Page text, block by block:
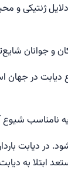
ژنتیکی و
و جوانان
دیابت در
نامناسب
دیابت
ابتلا به